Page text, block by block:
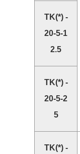
TK(*) -
20-5-1
2.5
TK(*) -
20-5-2
5
TK(*) -